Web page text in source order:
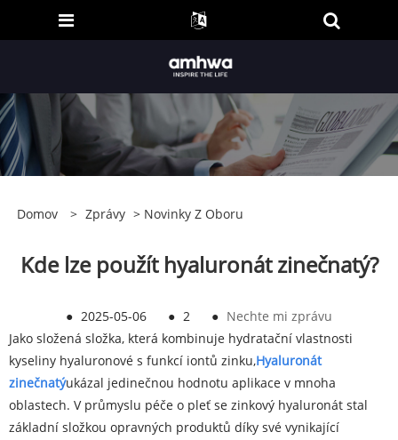
Domov > Zprávy > Novinky Z Oboru
Kde lze použít hyaluronát zinečnatý?
● 2025-05-06 ● 2 ● Nechte mi zprávu
Jako složená složka, která kombinuje hydratační vlastnosti
kyseliny hyaluronové s funkcí iontů zinku,Hyaluronát
zinečnatýukázal jedinečnou hodnotu aplikace v mnoha
oblastech. V průmyslu péče o pleť se zinkový hyaluronát stal
základní složkou opravných produktů díky své vynikající